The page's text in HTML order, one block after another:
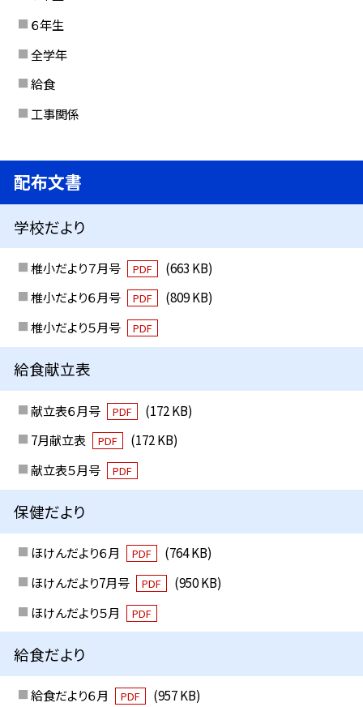
６年生
全学年
給食
工事関係
配布文書
学校だより
椎小だより７月号 PDF
(663 KB)
椎小だより６月号
PDF
(809 KB)
椎小だより５月号
PDF
給食献立表
献立表６月号 PDF
(172 KB)
7月献立表
PDF
(172 KB)
献立表５月号
PDF
保健だより
ほけんだより６月 PDF
(764 KB)
ほけんだより7月号
PDF
(950 KB)
ほけんだより５月
PDF
給食だより
給食だより６月 PDF (957 KB)